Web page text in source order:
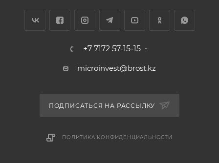
+7 7172 57-15-15
microinvest@brost.kz
ПОДПИСАТЬСЯ НА РАССЫЛКУ
ПОЛИТИКА КОНФИДЕНЦИАЛЬНОСТИ